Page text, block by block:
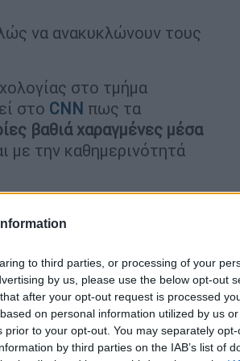
to third parties, or processing of your
by us, please use the below opt-out
after your opt-out request is processed
on personal information utilized by us
to your opt-out. You may separately
by third parties on the IAB’s list of
να ανακυκλώνουν τους
στο τμήμα
στο CNN πως τα
βαθιά χαραγμένες μέσα
με την καθημερινότητά
περισσότερους
Ben - Gurion. του
ζωή τους, μπορεί να